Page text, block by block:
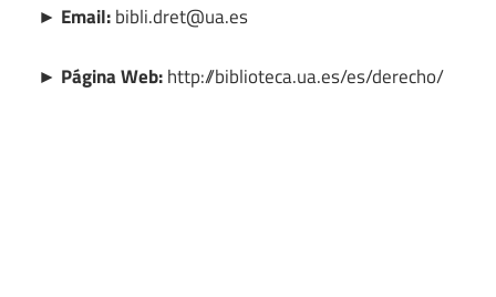
► Email:bibli.dret@ua.es
► Página Web:http://biblioteca.ua.es/es/derecho/